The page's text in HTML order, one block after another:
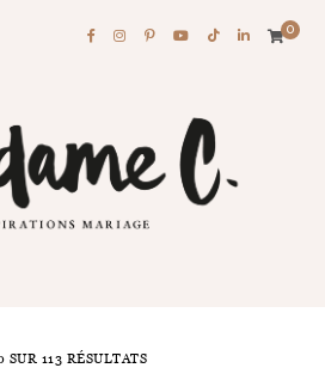
0
113 RÉSULTATS